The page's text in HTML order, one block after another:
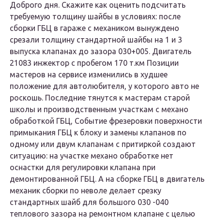
Доброго дня. Скажите как оценить подсчитать
требуемую толщину шайбы в условиях: после
сборки ГБЦ в гараже с механиком вынуждено
срезали толщину стандартной шайбы на 1 и 3
выпуска клапанах до зазора 030+005. Двигатель
21083 инжектор с пробегом 170 т.км Позиции
мастеров на сервисе изменились в худшее
положение для автолюбителя, у которого авто не
роскошь. Последние тянутся к мастерам старой
школы и производственным участкам с механо
обработкой ГБЦ, Событие фрезеровки поверхности
примыкания ГБЦ к блоку и замены клапанов по
одному или двум клапанам с притиркой создают
ситуацию: на участке механо обработке нет
оснастки для регулировки клапана при
демонтированной ГБЦ. А на сборке ГБЦ в двигатель
механик сборки по неволе делает срезку
стандартных шайб для большого 030 -040
теплового зазора на ремонтном клапане с целью